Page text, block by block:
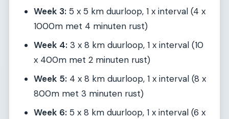
Week 3: 5 x 5 km duurloop, 1 x interval (4 x
1000m met 4 minuten rust)
Week 4: 3 x 8 km duurloop, 1 x interval (10
x 400m met 2 minuten rust)
Week 5: 4 x 8 km duurloop, 1 x interval (8 x
800m met 3 minuten rust)
Week 6: 5 x 8 km duurloop, 1 x interval (6 x